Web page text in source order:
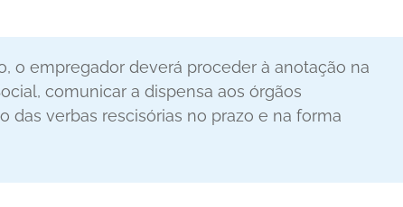
o empregador deverá proceder à anotação na
comunicar a dispensa aos órgãos
verbas rescisórias no prazo e na forma